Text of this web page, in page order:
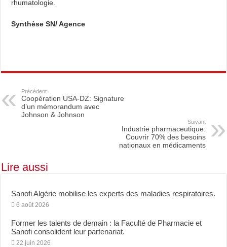
rhumatologie.
Synthèse SN/ Agence
Précédent
Coopération USA-DZ: Signature
d’un mémorandum avec
Johnson & Johnson
Suivant
Industrie pharmaceutique:
Couvrir 70% des besoins
nationaux en médicaments
Lire aussi
Sanofi Algérie mobilise les experts des maladies respiratoires.
6 août 2026
Former les talents de demain : la Faculté de Pharmacie et
Sanofi consolident leur partenariat.
22 juin 2026